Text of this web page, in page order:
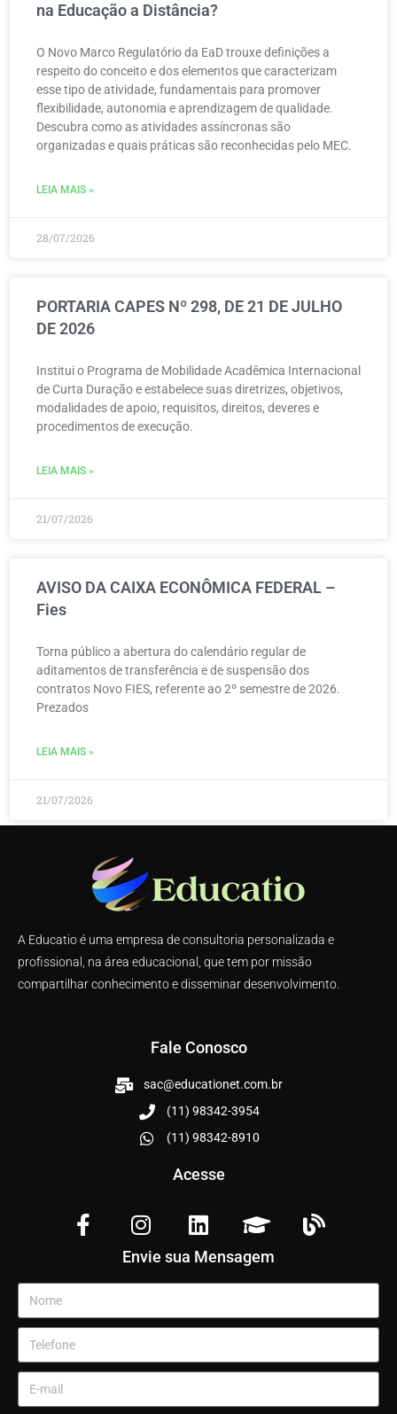
na Educação a Distância?
O Novo Marco Regulatório da EaD trouxe definições a
respeito do conceito e dos elementos que caracterizam
esse tipo de atividade, fundamentais para promover
flexibilidade, autonomia e aprendizagem de qualidade.
Descubra como as atividades assíncronas são
organizadas e quais práticas são reconhecidas pelo MEC.
LEIA MAIS »
28/07/2026
PORTARIA CAPES Nº 298, DE 21 DE JULHO
DE 2026
Institui o Programa de Mobilidade Acadêmica Internacional
de Curta Duração e estabelece suas diretrizes, objetivos,
modalidades de apoio, requisitos, direitos, deveres e
procedimentos de execução.
LEIA MAIS »
21/07/2026
AVISO DA CAIXA ECONÔMICA FEDERAL –
Fies
Torna público a abertura do calendário regular de
aditamentos de transferência e de suspensão dos
contratos Novo FIES, referente ao 2º semestre de 2026.
Prezados
LEIA MAIS »
21/07/2026
A Educatio é uma empresa de consultoria personalizada e
profissional, na área educacional, que tem por missão
compartilhar conhecimento e disseminar desenvolvimento.
Fale Conosco
sac@educationet.com.br
(11) 98342-3954
(11) 98342-8910
Acesse
Envie sua Mensagem